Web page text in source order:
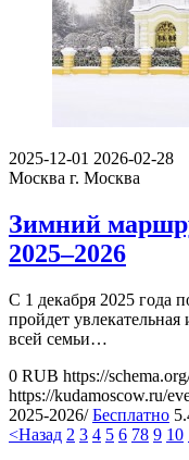
2025-12-01 2026-02-28
Москва г. Москва
Зимний
2025–2026
С 1 декабря 2025 года
пройдет
всей семьи…
0 RUB https://
https://kudamoscow.ru/
2025-2026/ Бесплатно
<Назад 2 3 4 5 6 78 9 10